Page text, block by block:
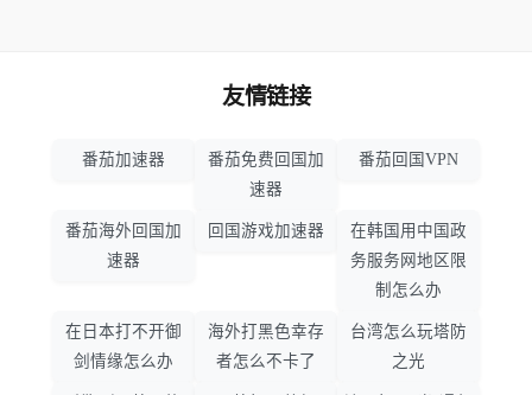
友情链接
番茄加速器
番茄免费回国加
速器
番茄回国VPN
番茄海外回国加
速器
回国游戏加速器
在韩国用中国政
务服务网地区限
制怎么办
在日本打不开御
剑情缘怎么办
海外打黑色幸存
者怎么不卡了
台湾怎么玩塔防
之光